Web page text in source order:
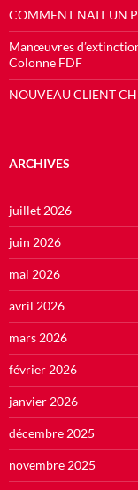
COMMENT NAIT UN
Manœuvres
Colonne FDF
NOUVEAU CLIENT
ARCHIVES
juillet 2026
juin 2026
mai 2026
avril 2026
mars 2026
février 2026
janvier 2026
décembre 2025
novembre 2025